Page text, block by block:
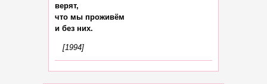
верят,
что мы проживём
[1994]